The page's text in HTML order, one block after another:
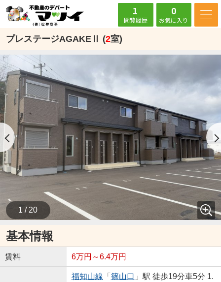
1
閲覧履歴
0
お気に入り
プレステージAGAKEⅡ (2室)
1 / 20
基本情報
賃料 6万円～6.4万円
福知山線 「 篠山口 」駅 徒歩19分車5分 1.